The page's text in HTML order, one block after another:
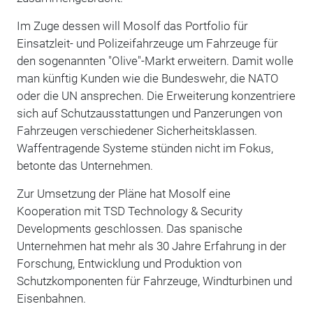
Im Zuge dessen will Mosolf das Portfolio für
Einsatzleit- und Polizeifahrzeuge um Fahrzeuge für
den sogenannten "Olive"-Markt erweitern. Damit wolle
man künftig Kunden wie die Bundeswehr, die NATO
oder die UN ansprechen. Die Erweiterung konzentriere
sich auf Schutzausstattungen und Panzerungen von
Fahrzeugen verschiedener Sicherheitsklassen.
Waffentragende Systeme stünden nicht im Fokus,
betonte das Unternehmen.
Zur Umsetzung der Pläne hat Mosolf eine
Kooperation mit TSD Technology & Security
Developments geschlossen. Das spanische
Unternehmen hat mehr als 30 Jahre Erfahrung in der
Forschung, Entwicklung und Produktion von
Schutzkomponenten für Fahrzeuge, Windturbinen und
Eisenbahnen.